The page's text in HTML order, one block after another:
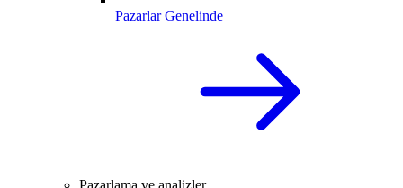
Pazarlar Genelinde
Pazarlama ve analizler